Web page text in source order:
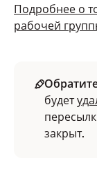
Подробнее о
рабочей
будет
закрыт.